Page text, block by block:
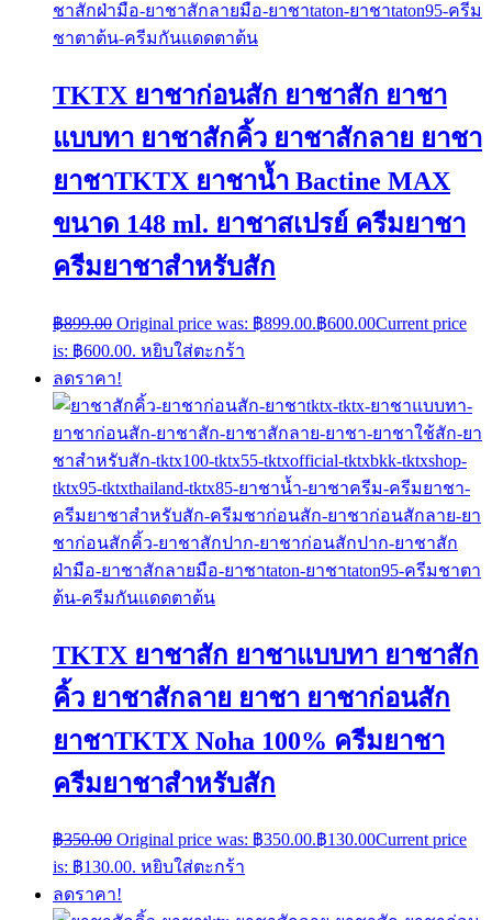
TKTX ยาชาก่อนสัก ยาชาสัก ยาชา
แบบทา ยาชาสักคิ้ว ยาชาสักลาย ยาชา
ยาชาTKTX ยาชาน้ำ Bactine MAX
ขนาด 148 ml. ยาชาสเปรย์ ครีมยาชา
ครีมยาชาสำหรับสัก
฿899.00 Original price was: ฿899.00.฿600.00Current price
is: ฿600.00. หยิบใส่ตะกร้า
ลดราคา!
TKTX ยาชาสัก ยาชาแบบทา ยาชาสัก
คิ้ว ยาชาสักลาย ยาชา ยาชาก่อนสัก
ยาชาTKTX Noha 100% ครีมยาชา
ครีมยาชาสำหรับสัก
฿350.00 Original price was: ฿350.00.฿130.00Current price
is: ฿130.00. หยิบใส่ตะกร้า
ลดราคา!